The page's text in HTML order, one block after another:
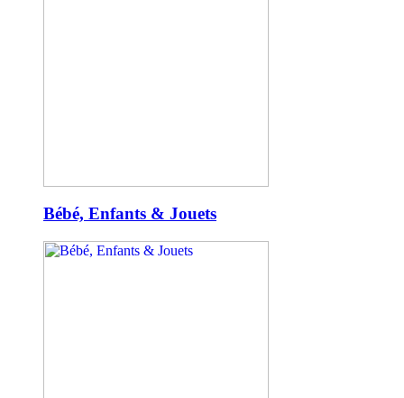
Bébé, Enfants & Jouets